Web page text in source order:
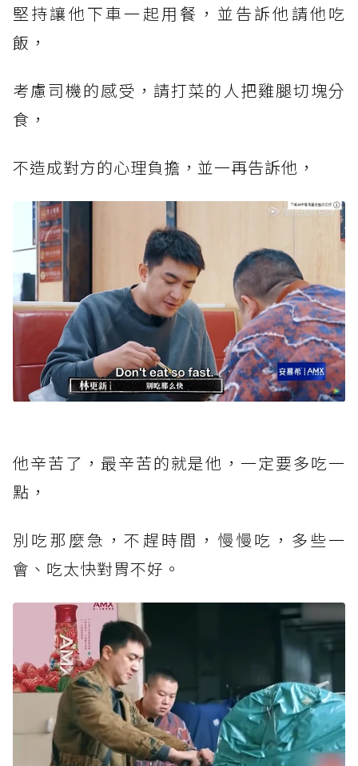
堅持讓他下車一起用餐，並告訴他請他吃
飯，
考慮司機的感受，請打菜的人把雞腿切塊分
食，
不造成對方的心理負擔，並一再告訴他，
他辛苦了，最辛苦的就是他，一定要多吃一
點，
別吃那麼急，不趕時間，慢慢吃，多些一
會、吃太快對胃不好。